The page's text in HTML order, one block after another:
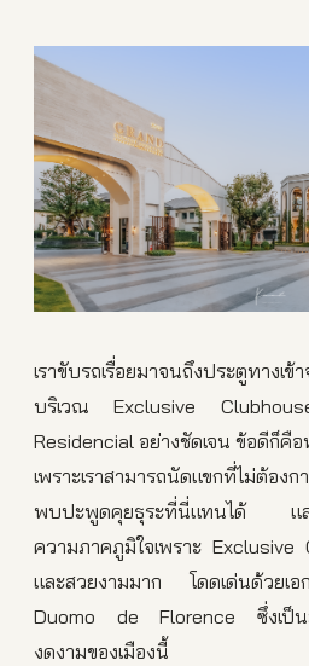
เราขับรถเรื่อยมาจนถึงประตูทาง
บริเวณ Exclusive
Residencial อย่างชัดเจน ข้อดีก็คื
เพราะเราสามารถนัดแขกที่ไม่ต้อง
พบปะพูดคุยธุระที่นี่แทนได้ และ
ความภาคภูมิใจเพราะ
และสวยงามมาก โดดเด่นด้วยเ
Duomo de Florence ซึ่งเป็น
งดงามของเมืองนี้